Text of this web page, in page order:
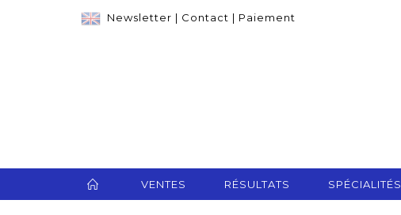
Newsletter | Contact | Paiement
VENTES RÉSULTATS SPÉCIALITÉS